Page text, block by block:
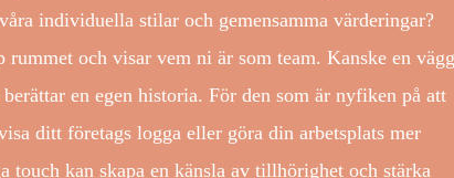
individuella stilar och gemensamma värderingar?
och visar vem ni är som team. Kanske en vägg
en egen historia. För den som är nyfiken på att
ditt företags logga eller göra din arbetsplats mer
touch kan skapa en känsla av tillhörighet och stärka